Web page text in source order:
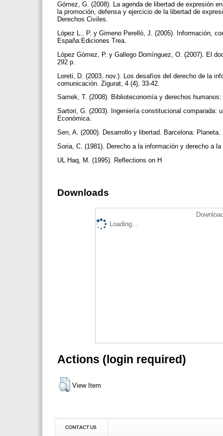
Gómez, G. (2008). La agenda de libertad de expresión
la promoción, defensa y ejercicio de la libertad de
Derechos Civiles.
López L., P. y Gimeno Perelló, J. (2005). Información,
España:Ediciones Trea.
López Gómez, P. y Gallego Domínguez, O. (2007). El
292 p.
Loreti, D. (2003, nov.). Los desafíos del derecho de la
comunicación. Zigurat, 4 (4), 33-42.
Samek, T. (2008). Biblioteconomía y derechos
Sartori, G. (2003). Ingeniería constitucional comparada:
Económica.
Sen, A. (2000). Desarrollo y libertad. Barcelona: Planeta.
Soria, C. (1981). Derecho a la información y derecho a
UL Haq, M. (1995). Reflections on H
Downloads
Loading...
Actions (login required)
View Item